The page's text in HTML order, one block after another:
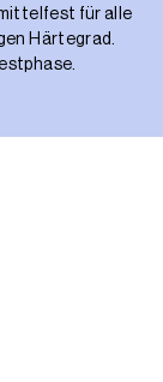
für alle
Härtegrad.